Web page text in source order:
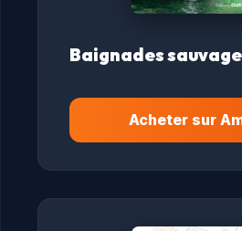
Baignades
Acheter sur